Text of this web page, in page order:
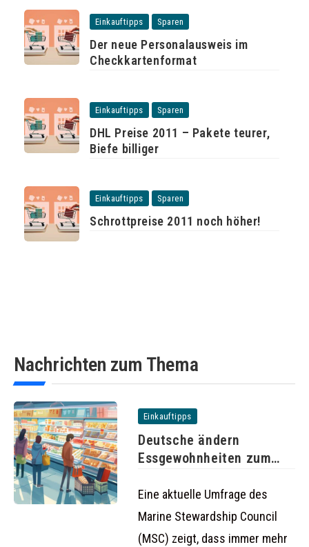
Einkauftipps Sparen
Der neue Personalausweis im
Checkkartenformat
Einkauftipps Sparen
DHL Preise 2011 – Pakete teurer,
Biefe billiger
Einkauftipps Sparen
Schrottpreise 2011 noch höher!
Nachrichten zum Thema
Einkauftipps
Deutsche ändern
Essgewohnheiten zum
Eine aktuelle Umfrage des
Marine Stewardship Council
(MSC) zeigt, dass immer mehr